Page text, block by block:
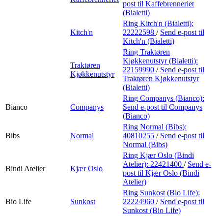
post til Kaffebrenneriet
(Bialetti)
Kitch'n
Ring Kitch'n (Bialetti):
22222598 / Send e-post til
Kitch'n (Bialetti)
Traktøren
Kjøkkenutstyr
Ring Traktøren
Kjøkkenutstyr (Bialetti):
22159990 / Send e-post til
Traktøren Kjøkkenutstyr
(Bialetti)
Bianco Companys
Ring Companys (Bianco):
Send e-post til Companys
(Bianco)
Bibs Normal
Ring Normal (Bibs):
40810255 / Send e-post til
Normal (Bibs)
Bindi Atelier Kjær Oslo
Ring Kjær Oslo (Bindi
Atelier): 22421400 / Send e-
post til Kjær Oslo (Bindi
Atelier)
Bio Life Sunkost
Ring Sunkost (Bio Life):
22224960 / Send e-post til
Sunkost (Bio Life)